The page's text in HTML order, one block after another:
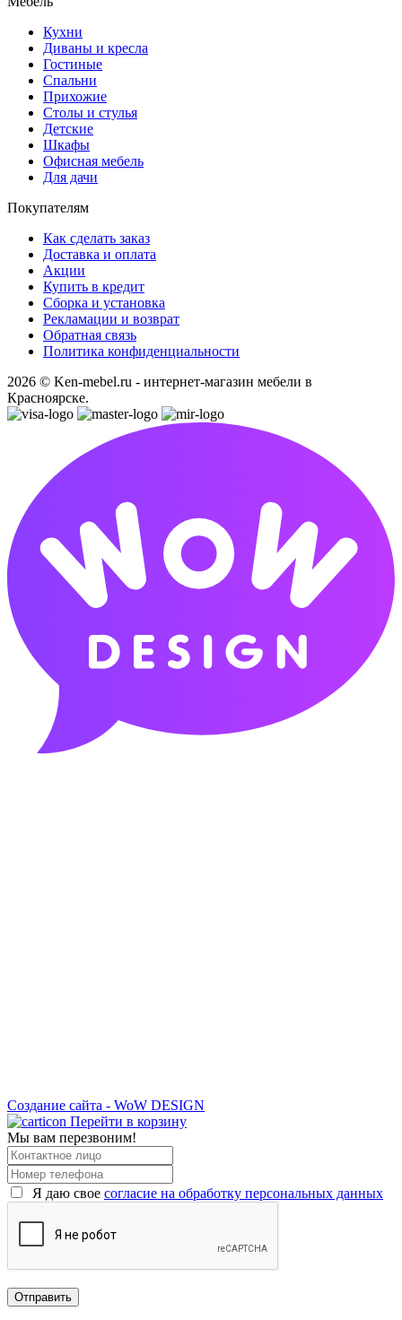
Кухни
Диваны и кресла
Гостиные
Спальни
Прихожие
Столы и стулья
Детские
Шкафы
Офисная мебель
Для дачи
Покупателям
Как сделать заказ
Доставка и оплата
Акции
Купить в кредит
Сборка и установка
Рекламации и возврат
Обратная связь
Политика конфиденциальности
2026 © Ken-mebel.ru - интернет-магазин мебели в
Красноярске.
Создание сайта - WoW DESIGN
Перейти в корзину
Мы вам перезвоним!
Я даю свое согласие на обработку персональных данных